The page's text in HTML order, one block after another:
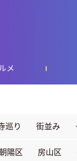
メ
巡り 街並み
陽区 房山区